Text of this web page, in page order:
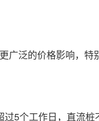
广泛的价格影响，特
5个工作日，直流桩